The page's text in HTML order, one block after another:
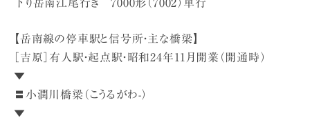
下り岳南江尾行き 7000形（7002）単行
【岳南線の停車駅と信号所・主な橋梁】
［吉原］有人駅・起点駅・昭和24年11月開業（開通時）
▼
〓小潤川橋梁（こうるがわ-）
▼